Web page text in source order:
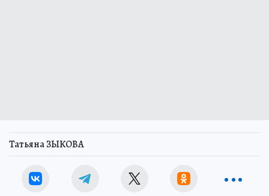
Татьяна ЗЫКОВА